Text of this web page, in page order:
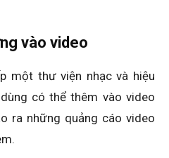
vào video
một thư viện nhạc và hiệu
có thể thêm vào video
ra những quảng cáo video